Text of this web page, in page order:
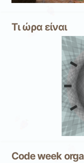
Τι ώρα είναι
Code week